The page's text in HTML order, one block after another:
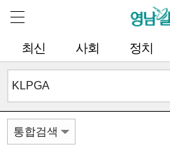
최신 사회 정치